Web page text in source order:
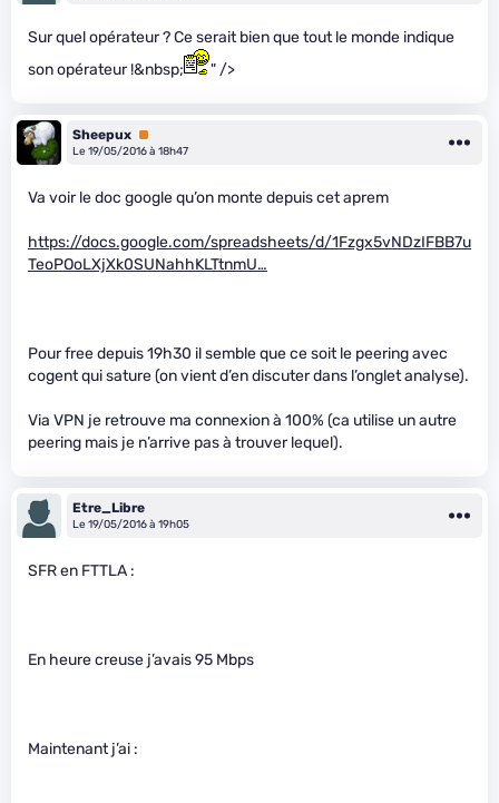
Sur quel opérateur ? Ce serait bien que tout le monde indique
son opérateur !&nbsp;
" />
Sheepux Premium
Le 19/05/2016 à 18h47
Va voir le doc google qu’on monte depuis cet aprem
https://docs.google.com/spreadsheets/d/1Fzgx5vNDzIFBB7u
TeoPOoLXjXk0SUNahhKLTtnmU…
Pour free depuis 19h30 il semble que ce soit le peering avec
cogent qui sature (on vient d’en discuter dans l’onglet analyse).
Via VPN je retrouve ma connexion à 100% (ca utilise un autre
peering mais je n’arrive pas à trouver lequel).
Etre_Libre
Le 19/05/2016 à 19h05
SFR en FTTLA :
En heure creuse j’avais 95 Mbps
Maintenant j’ai :